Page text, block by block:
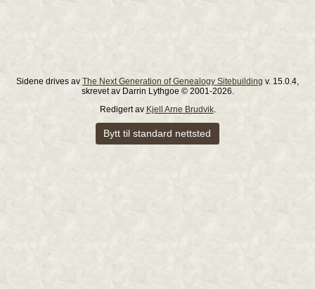
Sidene drives av The Next Generation of Genealogy Sitebuilding v. 15.0.4,
skrevet av Darrin Lythgoe © 2001-2026.
Redigert av Kjell Arne Brudvik.
Bytt til standard nettsted